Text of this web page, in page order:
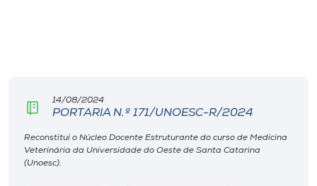
Rádio
Museu
14/08/2024
PORTARIA N.º 171/UNOESC-R/2024
Reconstitui o Núcleo Docente Estruturante do curso de Medicina
Veterinária da Universidade do Oeste de Santa Catarina
(Unoesc).